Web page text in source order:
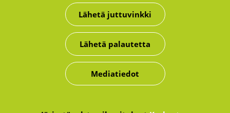
Lähetä juttuvinkki
Lähetä palautetta
Mediatiedot